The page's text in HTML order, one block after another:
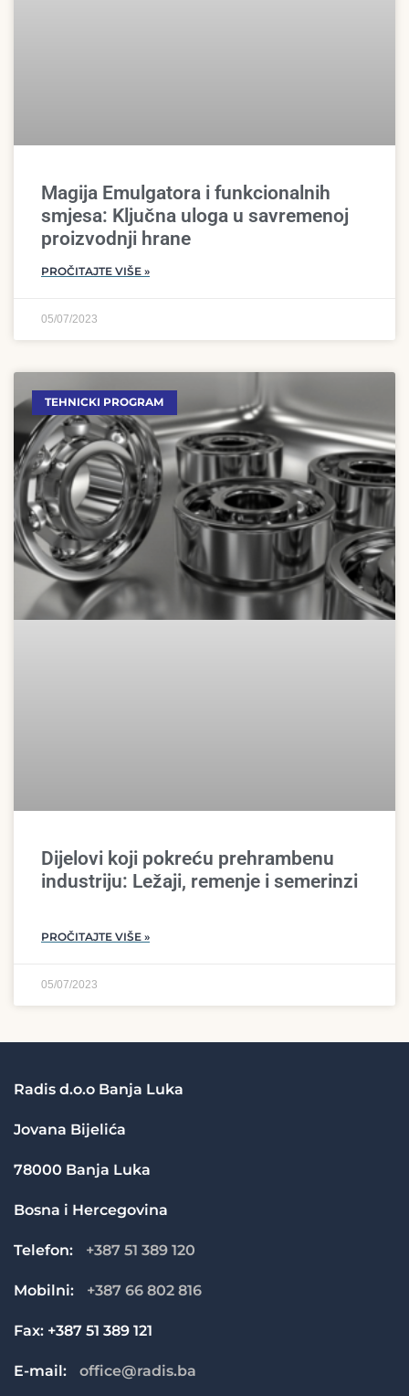
Magija Emulgatora i funkcionalnih
smjesa: Ključna uloga u savremenoj
proizvodnji hrane
PROČITAJTE VIŠE »
05/07/2023
TEHNICKI PROGRAM
Dijelovi koji pokreću prehrambenu
industriju: Ležaji, remenje i semerinzi
PROČITAJTE VIŠE »
05/07/2023
Radis d.o.o Banja Luka
Jovana Bijelića
78000 Banja Luka
Bosna i Hercegovina
Telefon: +387 51 389 120
Mobilni: +387 66 802 816
Fax: +387 51 389 121
E-mail: office@radis.ba